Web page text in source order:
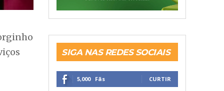
SIGA NAS REDES SOCIAIS
5,000 Fãs CURTIR